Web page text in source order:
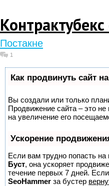
Постакне
1
Как продвинуть сайт
Вы создали или только
Продвижение сайта – это
на увеличение его
Ускорение
Если вам трудно попасть
Буст, она ускоряет
течение первых 7 дней.
SeoHammer за бустер